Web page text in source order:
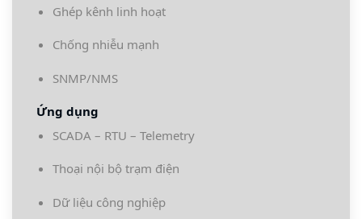
Ghép kênh linh hoạt
Chống nhiễu mạnh
SNMP/NMS
Ứng dụng
SCADA – RTU – Telemetry
Thoại nội bộ trạm điện
Dữ liệu công nghiệp